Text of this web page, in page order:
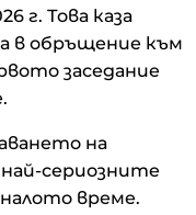
г. Това каза
в обръщение към
заседание
на
сериозните
време.